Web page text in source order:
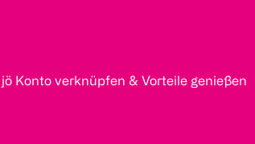
jö Konto verknüpfen & Vorteile genießen